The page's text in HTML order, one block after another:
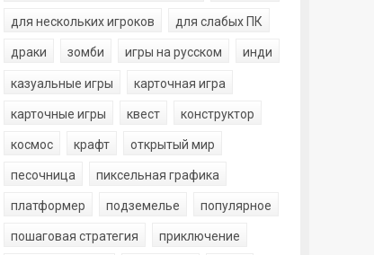
для нескольких игроков для слабых ПК
драки зомби игры на русском инди
казуальные игры карточная игра
карточные игры квест конструктор
космос крафт открытый мир
песочница пиксельная графика
платформер подземелье популярное
пошаговая стратегия приключение